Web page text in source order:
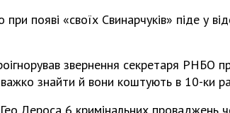
появі «своїх Свинарчуків» піде у
звернення секретаря РНБО
знайти й вони коштують в 10-ки